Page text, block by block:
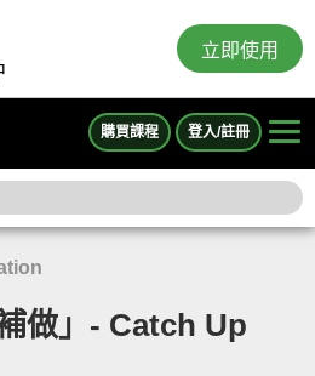
立即使用
購買課程 登入/註冊
補做」- Catch Up